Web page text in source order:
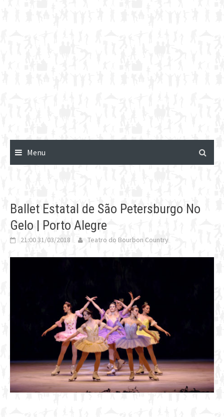
Menu
Ballet Estatal de São Petersburgo No
Gelo | Porto Alegre
21:00 31/03/2018 Teatro do Bourbon Country